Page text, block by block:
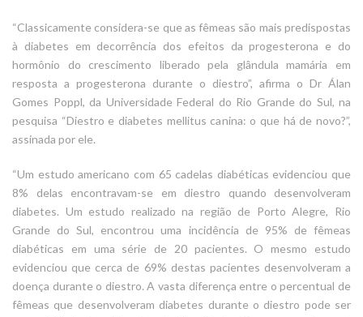
“Classicamente considera-se que as fêmeas são mais predispostas
à diabetes em decorrência dos efeitos da progesterona e do
hormônio do crescimento liberado pela glândula mamária em
resposta a progesterona durante o diestro”, afirma o Dr Álan
Gomes Poppl, da Universidade Federal do Rio Grande do Sul, na
pesquisa “Diestro e diabetes mellitus canina: o que há de novo?”,
assinada por ele.
“Um estudo americano com 65 cadelas diabéticas evidenciou que
8% delas encontravam-se em diestro quando desenvolveram
diabetes. Um estudo realizado na região de Porto Alegre, Rio
Grande do Sul, encontrou uma incidência de 95% de fêmeas
diabéticas em uma série de 20 pacientes. O mesmo estudo
evidenciou que cerca de 69% destas pacientes desenvolveram a
doença durante o diestro. A vasta diferença entre o percentual de
fêmeas que desenvolveram diabetes durante o diestro pode ser